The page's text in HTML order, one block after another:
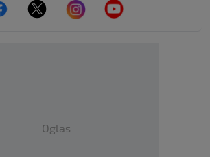
Oglas